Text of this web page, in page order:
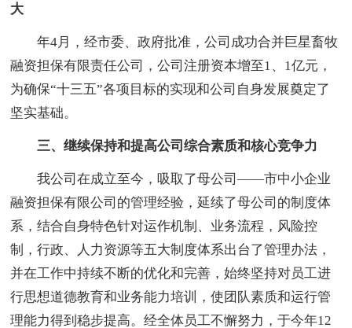
大
年4月，经市委、政府批准，公司成功合并巨星畜牧
融资担保有限责任公司，公司注册资本增至1、1亿元，
为确保“十三五”各项目标的实现和公司自身发展奠定了
坚实基础。
三、继续保持和提高公司综合素质和核心竞争力
我公司在成立至今，吸取了母公司——市中小企业
融资担保有限公司的管理经验，延续了母公司的制度体
系，结合自身特色针对运作机制、业务流程，风险控
制，行政、人力资源等五大制度体系出台了管理办法，
并在工作中持续不断的优化和完善，始终坚持对员工进
行思想道德教育和业务能力培训，使团队素质和运行管
理能力得到稳步提高。经全体员工不懈努力，于今年12